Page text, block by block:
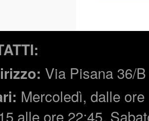
Via Pisana 36/
Mercoledì, dalle
alle ore 22:45,